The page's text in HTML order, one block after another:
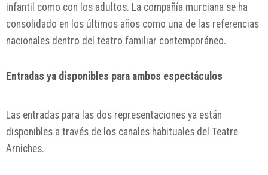
infantil como con los adultos. La compañía murciana se ha
consolidado en los últimos años como una de las referencias
nacionales dentro del teatro familiar contemporáneo.
Entradas ya disponibles para ambos espectáculos
Las entradas para las dos representaciones ya están
disponibles a través de los canales habituales del Teatre
Arniches.